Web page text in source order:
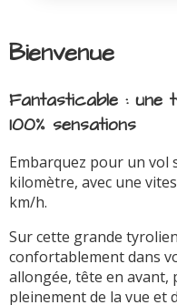
Bienvenue
Fantasticable : une
100% sensations
Embarquez pour un vol
kilomètre, avec une
km/h.
Sur cette grande
confortablement dans
allongée, tête en
pleinement de la vue et